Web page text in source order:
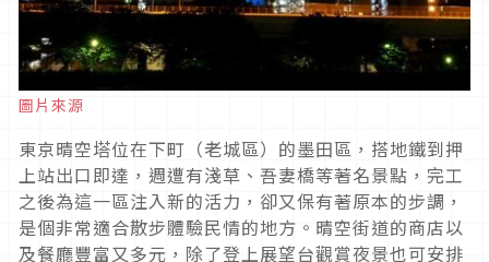
圖片來源
東京晴空塔位在下町（老城區）的墨田區，搭地鐵到押
上站出口即達，週遭有淺草、吾妻橋等著名景點，完工
之後為這一區注入新的活力，卻又保有著原本的步調，
是個非常適合散步體驗民情的地方。晴空街道的商店以
及餐廳豐富又多元，除了登上展望台觀賞夜景也可安排